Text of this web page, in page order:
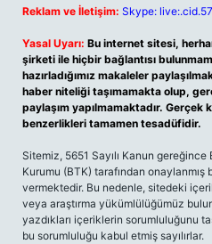
Reklam ve İletişim: Skype:
Yasal Uyarı: Bu internet sitesi,
şirketi ile hiçbir bağlantısı
hazırladığımız makaleler
haber niteliği taşımamakta olup,
paylaşım yapılmamaktadır. Gerçek
benzerlikleri tamamen tesadüfidir.
Sitemiz, 5651 Sayılı Kanun
Kurumu (BTK) tarafından onaylanmış
vermektedir. Bu nedenle, sitedeki
veya araştırma yükümlülüğümüz
yazdıkları içeriklerin sorumluluğunu
bu sorumluluğu kabul etmiş sayılırlar.